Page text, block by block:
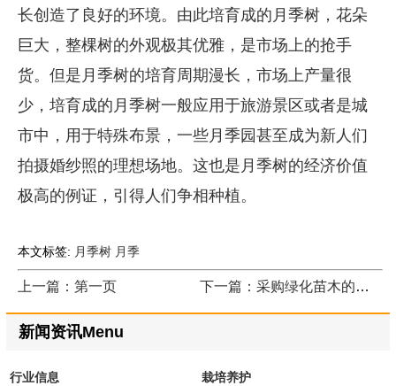
长创造了良好的环境。由此培育成的月季树，花朵
巨大，整棵树的外观极其优雅，是市场上的抢手
货。但是月季树的培育周期漫长，市场上产量很
少，培育成的月季树一般应用于旅游景区或者是城
市中，用于特殊布景，一些月季园甚至成为新人们
拍摄婚纱照的理想场地。这也是月季树的经济价值
极高的例证，引得人们争相种植。
本文标签: 月季树 月季
上一篇：第一页 下一篇：采购绿化苗木的询价技巧
新闻资讯Menu
行业信息 栽培养护